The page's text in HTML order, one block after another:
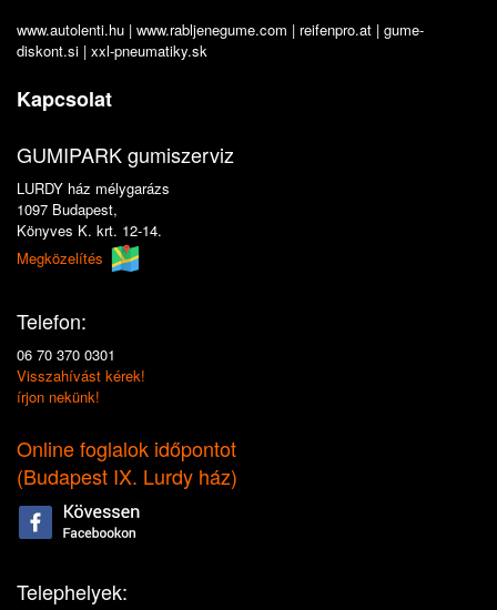
www.autolenti.hu | www.rabljenegume.com | reifenpro.at | gume-
diskont.si | xxl-pneumatiky.sk
Kapcsolat
GUMIPARK gumiszerviz
LURDY ház mélygarázs
1097 Budapest,
Könyves K. krt. 12-14.
Megközelítés
Telefon:
06 70 370 0301
Visszahívást kérek!
írjon nekünk!
Online foglalok időpontot
(Budapest IX. Lurdy ház)
Telephelyek: